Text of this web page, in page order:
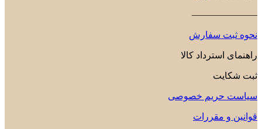
———————
نحوه ثبت سفارش
راهنمای استرداد کالا
ثبت شکایت
سیاست حریم خصوصی
قوانین و مقررات